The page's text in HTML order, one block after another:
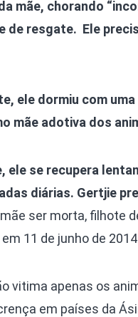
mãe, chorando
de resgate. Ele
ele dormiu com
mãe adotiva dos
ele se recupera
diárias. Gertjie
ser morta, filhote
11 de junho de
vitima apenas os
em países da